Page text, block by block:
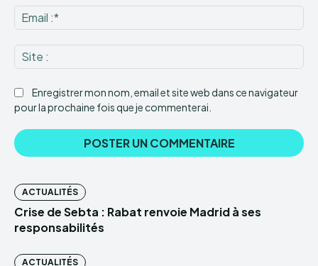
:*
:
Enregistrer mon nom, email et site web dans ce navigateur
pour la prochaine fois que je commenterai.
ACTUALITÉS
Crise de Sebta : Rabat renvoie Madrid à ses
responsabilités
ACTUALITÉS